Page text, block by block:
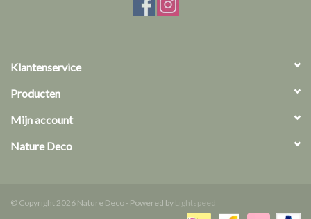
Klantenservice
Producten
Mijn account
Nature Deco
© Copyright 2026 Nature Deco - Powered by Lightspeed